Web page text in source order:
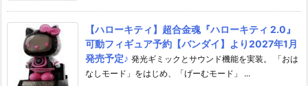
【ハローキティ】超合金魂『ハローキティ 2.0』
可動フィギュア予約【バンダイ】より2027年1月
発売予定♪ 発光ギミックとサウンド機能を実装。 「おは
なしモード」をはじめ、「げーむモード」 ...